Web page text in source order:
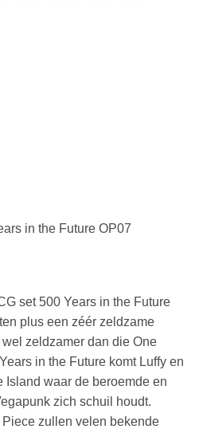
in the Future OP07
set 500 Years in the Future
plus een zéér zeldzame
zeldzamer dan die One
in the Future komt Luffy en
Island waar de beroemde en
zich schuil houdt.
zullen velen bekende